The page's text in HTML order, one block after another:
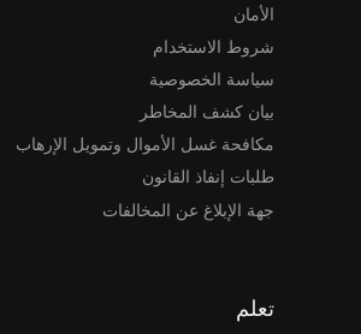
الأمان
شروط الاستخدام
سياسة الخصوصية
بيان كشف المخاطر
مكافحة غسل الأموال وتمويل الإرهاب
طلبات إنفاذ القانون
جهة الإبلاغ عن المخالفات
تعلم